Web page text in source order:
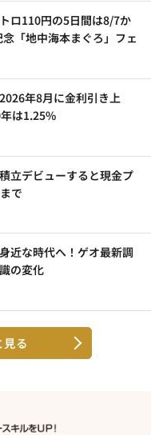
トロ110円の5日間は8/7か
「地中海本まぐろ」フェ
年8月に金利引き上
は1.25%
立デビューすると現金プ
で
近な時代へ！ゲオ最新調
の変化
る